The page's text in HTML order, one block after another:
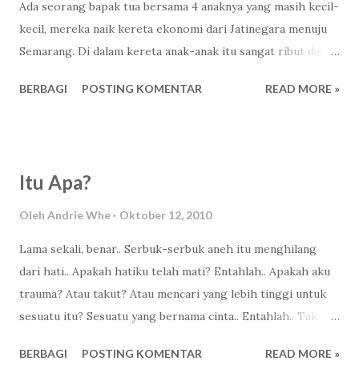
Ada seorang bapak tua bersama 4 anaknya yang masih kecil-
kecil, mereka naik kereta ekonomi dari Jatinegara menuju
Semarang. Di dalam kereta anak-anak itu sangat ribut dan
kemari, teriak-teriak tawa mewarnai keceriaan mereka.
menegur bapak tua itu. "Maaf, pak.. apakah anak-anak itu
anak bapak?,". Tanpa menjawab bapak tua itu pelan-pelan
"Ada apa, bu?,". tanya bapak tua. "Itu, pak.. anak bapak,
mereka berisik dan mengganggu penumpang yan lain,
tolong disuruh diam pak. Sebagai orang tua harusnya bapak
bisa menjaga anak-anaknya dong, kami merasa terganggu,".
BERBAGI POSTING KOMENTAR READ MORE »
Itu Apa?
Oleh Andrie Whe Oktober 12, 2010
Lama sekali, benar.. Serbuk-serbuk aneh itu menghilang
dari hati.. Apakah hatiku telah mati? Entahlah.. Apakah aku
trauma? Atau takut? Atau mencari yang lebih tinggi untuk
sesuatu itu? Sesuatu yang bernama cinta.. Entahlah.. Tak
mau mencari jawaban tersendiri.. Tapi juga tak mengapa
BERBAGI POSTING KOMENTAR READ MORE »